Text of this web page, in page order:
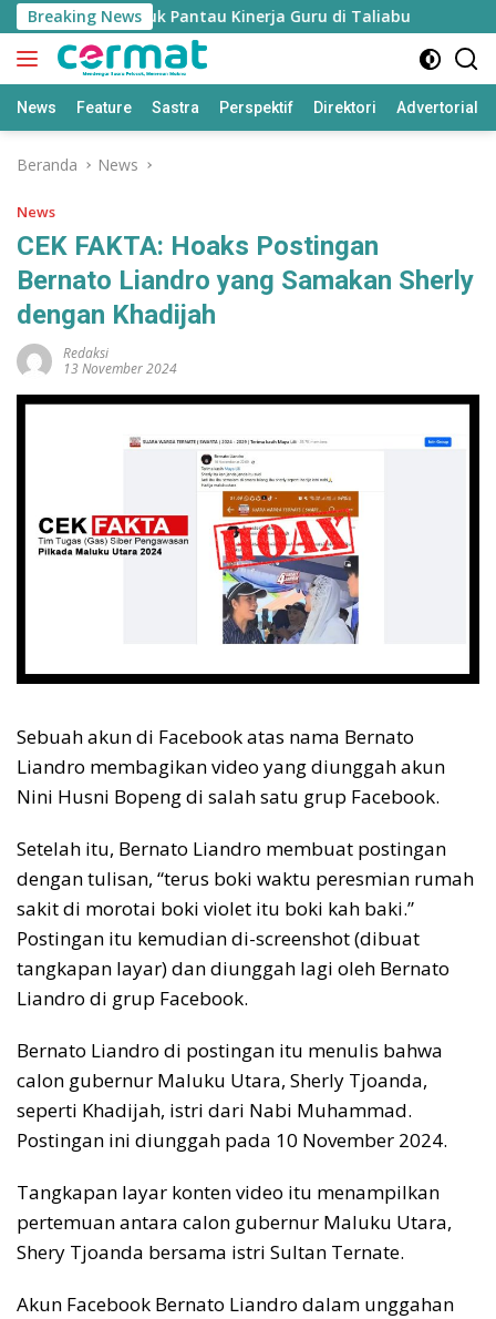
Langsung
ke
konten
Breaking News
untuk Pantau Kinerja Guru di Taliabu
News Feature Sastra Perspektif Direktori Advertorial
Beranda News
News
CEK FAKTA: Hoaks Postingan
Bernato Liandro yang Samakan Sherly
dengan Khadijah
Redaksi
13 November 2024
Sebuah akun di Facebook atas nama Bernato
Liandro membagikan video yang diunggah akun
Nini Husni Bopeng di salah satu grup Facebook.
Setelah itu, Bernato Liandro membuat postingan
dengan tulisan, “terus boki waktu peresmian rumah
sakit di morotai boki violet itu boki kah baki.”
Postingan itu kemudian di-screenshot (dibuat
tangkapan layar) dan diunggah lagi oleh Bernato
Liandro di grup Facebook.
Bernato Liandro di postingan itu menulis bahwa
calon gubernur Maluku Utara, Sherly Tjoanda,
seperti Khadijah, istri dari Nabi Muhammad.
Postingan ini diunggah pada 10 November 2024.
Tangkapan layar konten video itu menampilkan
pertemuan antara calon gubernur Maluku Utara,
Shery Tjoanda bersama istri Sultan Ternate.
Akun Facebook Bernato Liandro dalam unggahan